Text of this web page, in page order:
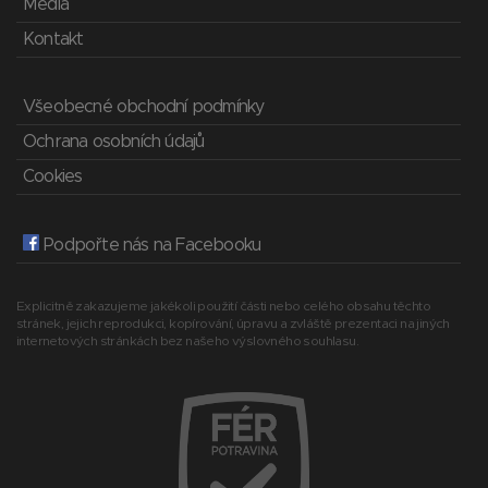
Média
Kontakt
Všeobecné obchodní podmínky
Ochrana osobních údajů
Cookies
Podpořte nás na Facebooku
Explicitně zakazujeme jakékoli použití části nebo celého obsahu těchto
stránek, jejich reprodukci, kopírování, úpravu a zvláště prezentaci na jiných
internetových stránkách bez našeho výslovného souhlasu.